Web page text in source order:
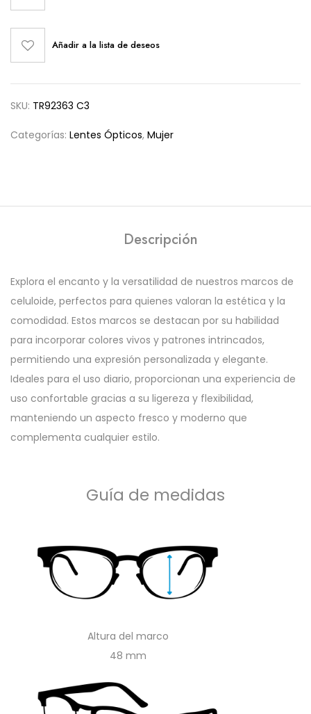
Añadir a la lista de deseos
SKU: TR92363 C3
Categorías: Lentes Ópticos, Mujer
Descripción
Explora el encanto y la versatilidad de nuestros marcos de
celuloide, perfectos para quienes valoran la estética y la
comodidad. Estos marcos se destacan por su habilidad
para incorporar colores vivos y patrones intrincados,
permitiendo una expresión personalizada y elegante.
Ideales para el uso diario, proporcionan una experiencia de
uso confortable gracias a su ligereza y flexibilidad,
manteniendo un aspecto fresco y moderno que
complementa cualquier estilo.
Guía de medidas
Altura del marco
48